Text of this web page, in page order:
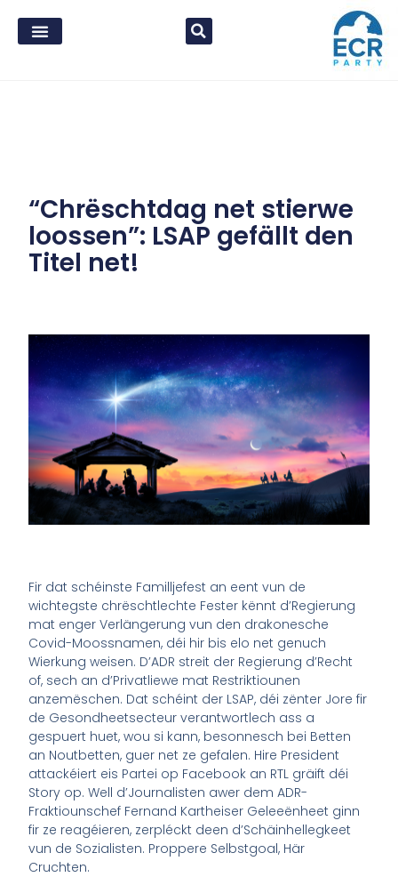
“Chrëschtdag net stierwe
loossen”: LSAP gefällt den
Titel net!
Fir dat schéinste Familljefest an eent vun de
wichtegste chrëschtlechte Fester kënnt d’Regierung
mat enger Verlängerung vun den drakonesche
Covid-Moossnamen, déi hir bis elo net genuch
Wierkung weisen. D’ADR streit der Regierung d’Recht
of, sech an d’Privatliewe mat Restriktiounen
anzemëschen. Dat schéint der LSAP, déi zënter Jore fir
de Gesondheetsecteur verantwortlech ass a
gespuert huet, wou si kann, besonnesch bei Betten
an Noutbetten, guer net ze gefalen. Hire President
attackéiert eis Partei op Facebook an RTL gräift déi
Story op. Well d’Journalisten awer dem ADR-
Fraktiounschef Fernand Kartheiser Geleeënheet ginn
fir ze reagéieren, zerpléckt deen d’Schäinhellegkeet
vun de Sozialisten. Proppere Selbstgoal, Här
Cruchten.